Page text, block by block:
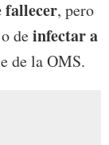
fallecer, pero
o deinfectar a
de la OMS.